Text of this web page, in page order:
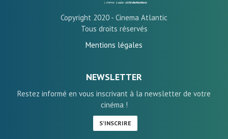
Copyright 2020 - Cinema Atlantic
Tous droits réservés
Mentions légales
NEWSLETTER
Restez informé en vous inscrivant à la newsletter de votre
cinéma !
S'INSCRIRE